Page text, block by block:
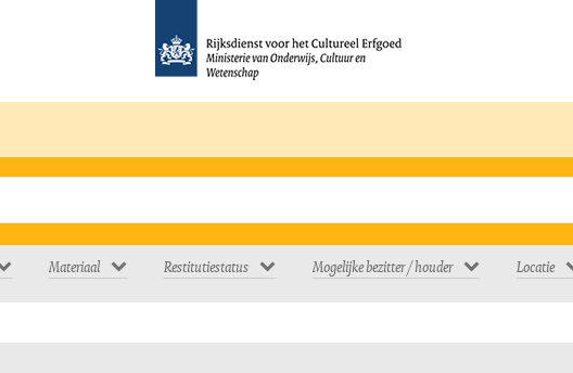
Materiaal Restitutiestatus Mogelijke bezitter / houder Locatie